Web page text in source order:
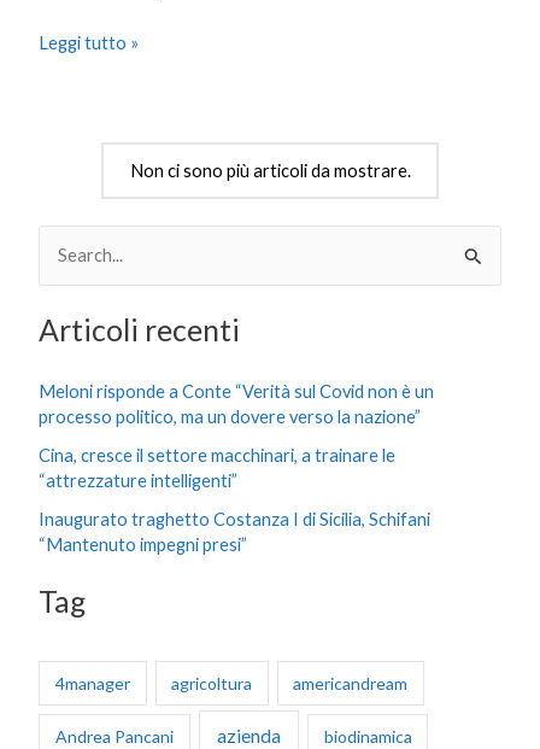
Leggi tutto »
Non ci sono più articoli da mostrare.
r
a
Articoli recenti
Meloni risponde a Conte “Verità sul Covid non è un
processo politico, ma un dovere verso la nazione”
Cina, cresce il settore macchinari, a trainare le
“attrezzature intelligenti”
Inaugurato traghetto Costanza I di Sicilia, Schifani
“Mantenuto impegni presi”
Tag
4manager agricoltura americandream
Andrea Pancani azienda biodinamica